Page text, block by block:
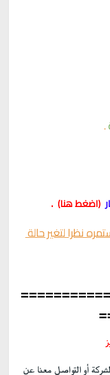
.
(اضغط هنا)
.
بصفه مستمره نظرا لتغير حالة